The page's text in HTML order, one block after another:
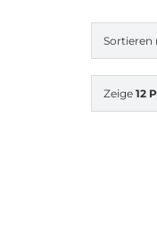
Sortieren
Zeige 12